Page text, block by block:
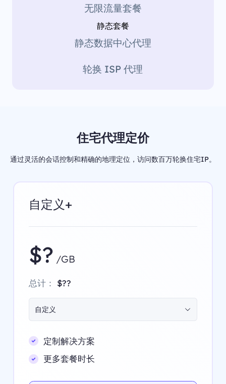
无限流量套餐
静态套餐
静态数据中心代理
轮换 ISP 代理
住宅代理定价
通过灵活的会话控制和精确的地理定位，访问数百万轮换住宅IP。
自定义+
$? /GB
总计： $??
自定义
定制解决方案
更多套餐时长